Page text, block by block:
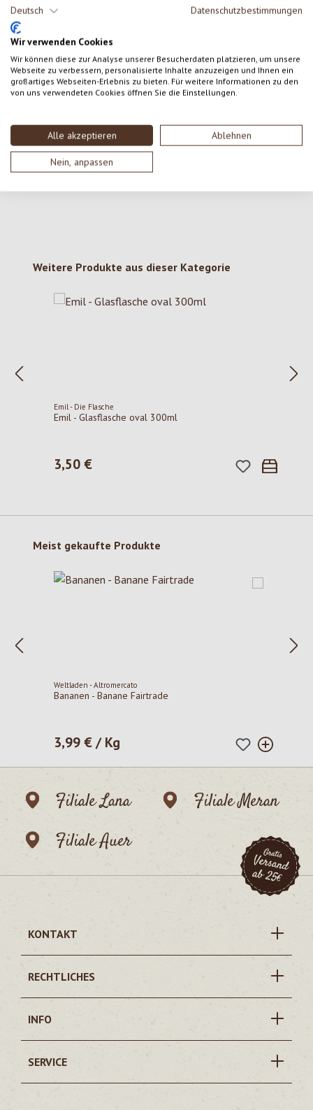
Deutsch Datenschutzbestimmungen
Wir verwenden Cookies
Wir können diese zur Analyse unserer Besucherdaten platzieren, um unsere
Webseite zu verbessern, personalisierte Inhalte anzuzeigen und Ihnen ein
großartiges Webseiten-Erlebnis zu bieten. Für weitere Informationen zu den
von uns verwendeten Cookies öffnen Sie die Einstellungen.
Alle akzeptieren Ablehnen
Nein, anpassen
SCHREIBE EINE BEWERTUNG
Bewertungen nur in der aktuellen Sprache anzeigen.
Keine Bewertungen gefunden. Gehe voran und teile
deine Erkenntnisse mit anderen.
Produktgalerie überspringen
Weitere Produkte aus dieser Kategorie
Emil - Die Flasche
Emil - Glasflasche oval 300ml
Regulärer Preis:
3,50 €
Produktgalerie überspringen
Meist gekaufte Produkte
Weltladen - Altromercato
Bananen - Banane Fairtrade
Regulärer Preis:
3,99 € / Kg
Filiale Lana
Filiale Meran
Filiale Auer
KONTAKT
RECHTLICHES
INFO
SERVICE